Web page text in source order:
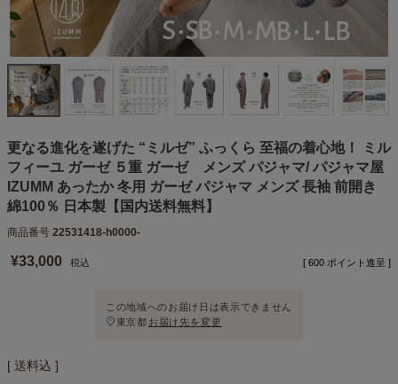
更なる進化を遂げた “ミルゼ” ふっくら 至福の着心地！ ミル
フィーユ ガーゼ ５重 ガーゼ メンズ パジャマ/ パジャマ屋
IZUMM あったか 冬用 ガーゼ パジャマ メンズ 長袖 前開き
綿100％ 日本製【国内送料無料】
商品番号 22531418-h0000-
¥33,000 税込 [ 600 ポイント進呈 ]
この地域へのお届け日は表示できません
東京都 お届け先を変更
送料込